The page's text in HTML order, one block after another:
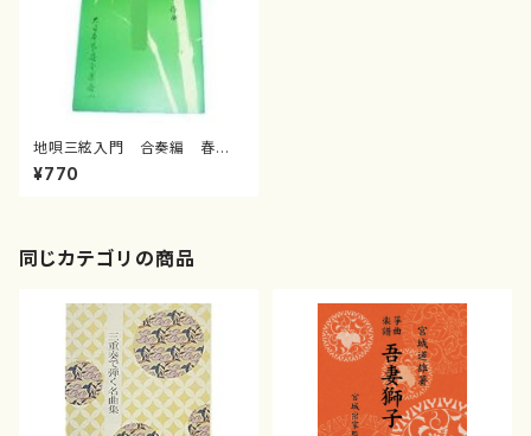
地唄三絃入門 合奏編 春の
色/安武慶吉/楽譜）
¥770
同じカテゴリの商品